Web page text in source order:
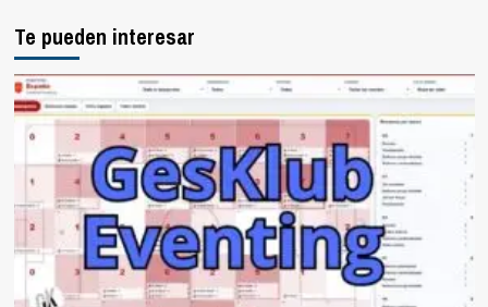
Te pueden interesar